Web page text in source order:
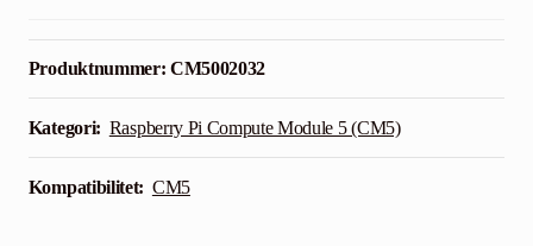
RAM
Produktnummer: CM5002032
Kategori: Raspberry Pi Compute Module 5 (CM5)
Kompatibilitet: CM5